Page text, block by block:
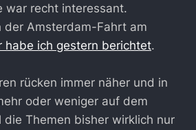
war recht interessant.
der Amsterdam-Fahrt am
habe ich gestern berichtet.
rücken immer näher und in
oder weniger auf dem
die Themen bisher wirklich nur